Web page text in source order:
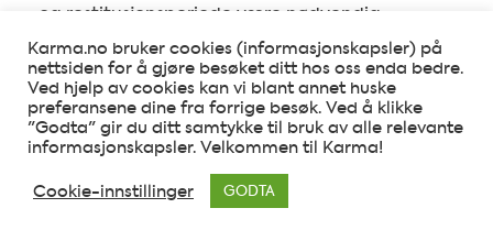
og restitusjonsperiode være nødvendig.
Solbeskyttelse er avgjørende etter
behandlingen.
Mikro needling.
utløser kroppens naturlige healingsprosess og
Karma.no bruker cookies (informasjonskapsler) på
nettsiden for å gjøre besøket ditt hos oss enda bedre.
Ved hjelp av cookies kan vi blant annet huske
preferansene dine fra forrige besøk. Ved å klikke
"Godta" gir du ditt samtykke til bruk av alle relevante
informasjonskapsler. Velkommen til Karma!
Cookie-innstillinger
GODTA